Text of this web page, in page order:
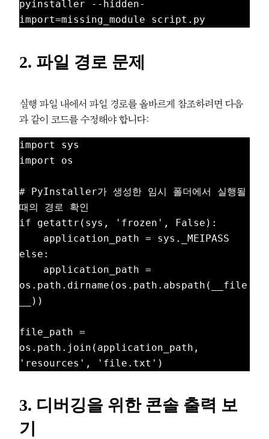
pyinstaller --hidden-
2. 파일 경로 문제
실행 파일 내에서 파일 경로를 올바르게 참조하려면 다음
과 같이 코드를 수정해야 합니다:
import sys
import os
# PyInstaller가 생성한 임시 폴더에서 실행될
때의 경로 확인
if getattr(sys, 'frozen', False):
else:
os.path.dirname(os.path.abspath(__file
__))
file_path =
os.path.join(application_path,
3. 디버깅을 위한 콘솔 출력 보
기